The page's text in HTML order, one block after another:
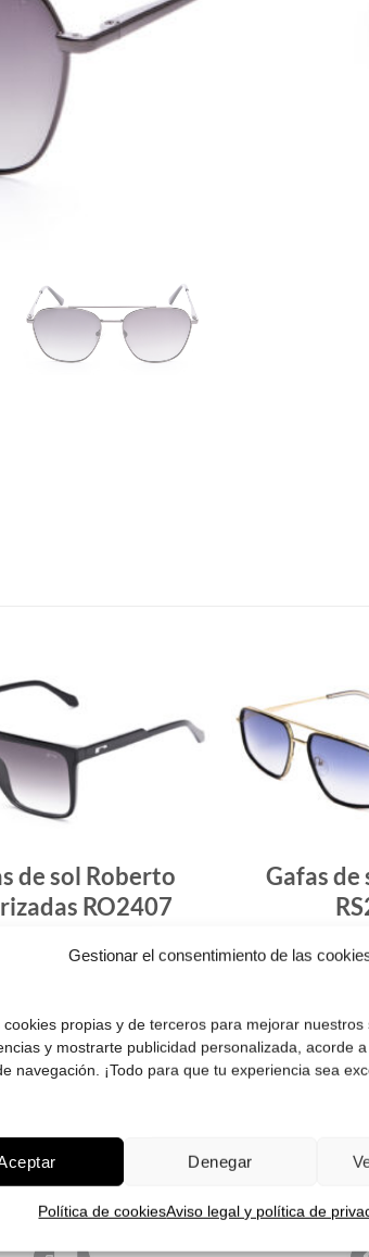
Gestionar el consentimiento de las
cookies propias y de terceros para mejorar
y mostrarte publicidad personalizada, acorde
navegación. ¡Todo para que tu experiencia sea
Denegar
Política de cookiesAviso legal y política de
Gafas
de sol Roberto
RO2407
Pruébatelas
Gafas